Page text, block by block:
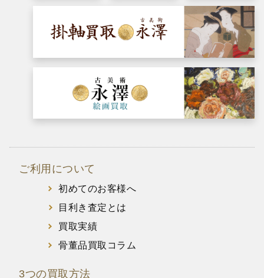
ご利用について
初めてのお客様へ
目利き査定とは
買取実績
骨董品買取コラム
3つの買取方法